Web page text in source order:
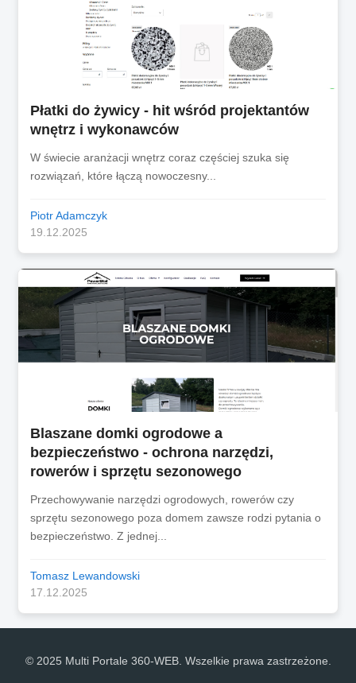
Płatki do żywicy - hit wśród projektantów
wnętrz i wykonawców
W świecie aranżacji wnętrz coraz częściej szuka się
rozwiązań, które łączą nowoczesny...
Piotr Adamczyk
19.12.2025
Blaszane domki ogrodowe a
bezpieczeństwo - ochrona narzędzi,
rowerów i sprzętu sezonowego
Przechowywanie narzędzi ogrodowych, rowerów czy
sprzętu sezonowego poza domem zawsze rodzi pytania o
bezpieczeństwo. Z jednej...
Tomasz Lewandowski
17.12.2025
© 2025 Multi Portale 360-WEB. Wszelkie prawa zastrzeżone.